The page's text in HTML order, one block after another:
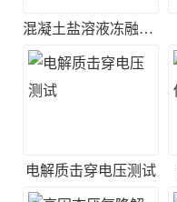
混凝土盐溶液冻融试验
电解质击穿电压测试